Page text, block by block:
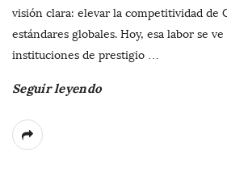
visión clara: elevar la competitividad de
estándares globales. Hoy, esa labor se
instituciones de prestigio …
Seguir leyendo